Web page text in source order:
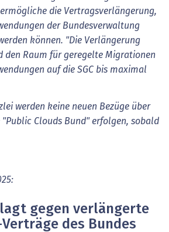
die Vertragsverlängerung,
der Bundesverwaltung
können. "Die Verlängerung
den Raum für geregelte Migrationen
auf die SGC bis maximal
werden keine neuen Bezüge über
Clouds Bund" erfolgen, sobald
gegen verlängerte
des Bundes